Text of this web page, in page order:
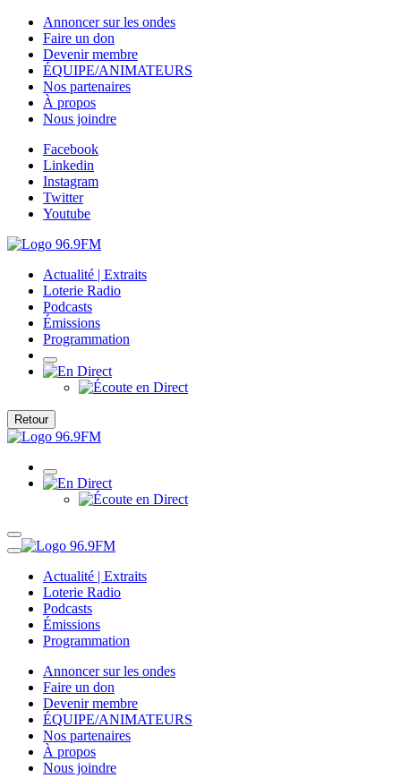
Annoncer sur les ondes
Faire un don
Devenir membre
ÉQUIPE/ANIMATEURS
Nos partenaires
À propos
Nous joindre
Facebook
Linkedin
Instagram
Twitter
Youtube
Actualité | Extraits
Loterie Radio
Podcasts
Émissions
Programmation
Retour
Actualité | Extraits
Loterie Radio
Podcasts
Émissions
Programmation
Annoncer sur les ondes
Faire un don
Devenir membre
ÉQUIPE/ANIMATEURS
Nos partenaires
À propos
Nous joindre